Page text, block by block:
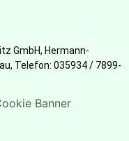
GmbH, Hermann-
Telefon: 035934 / 7899-
Banner